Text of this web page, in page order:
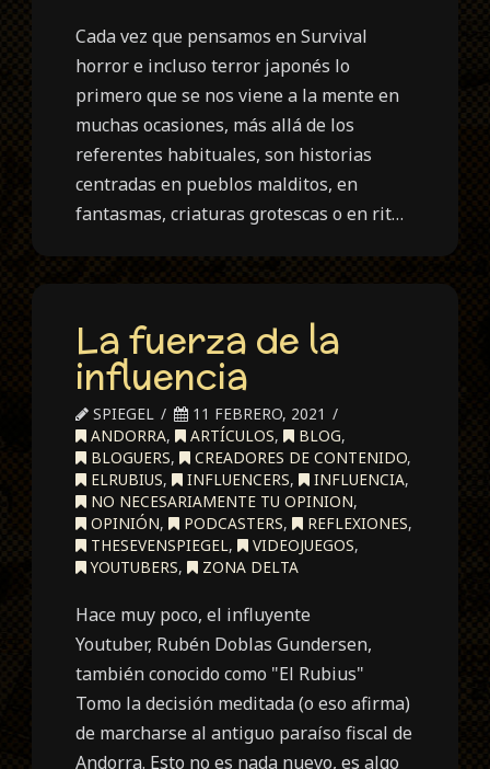
Cada vez que pensamos en Survival
horror e incluso terror japonés lo
primero que se nos viene a la mente en
muchas ocasiones, más allá de los
referentes habituales, son historias
centradas en pueblos malditos, en
fantasmas, criaturas grotescas o en rit…
La fuerza de la
influencia
SPIEGEL
11 FEBRERO, 2021
ANDORRA, ARTÍCULOS, BLOG,
BLOGUERS, CREADORES DE CONTENIDO,
ELRUBIUS, INFLUENCERS, INFLUENCIA,
NO NECESARIAMENTE TU OPINION,
OPINIÓN, PODCASTERS, REFLEXIONES,
THESEVENSPIEGEL, VIDEOJUEGOS,
YOUTUBERS, ZONA DELTA
Hace muy poco, el influyente
Youtuber, Rubén Doblas Gundersen,
también conocido como "El Rubius"
Tomo la decisión meditada (o eso afirma)
de marcharse al antiguo paraíso fiscal de
Andorra. Esto no es nada nuevo, es algo